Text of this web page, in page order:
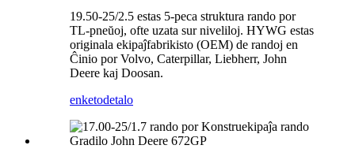
19.50-25/2.5 estas 5-peca struktura rando por
TL-pneŭoj, ofte uzata sur niveliloj. HYWG estas
originala ekipaĵfabrikisto (OEM) de randoj en
Ĉinio por Volvo, Caterpillar, Liebherr, John
Deere kaj Doosan.
enketodetalo